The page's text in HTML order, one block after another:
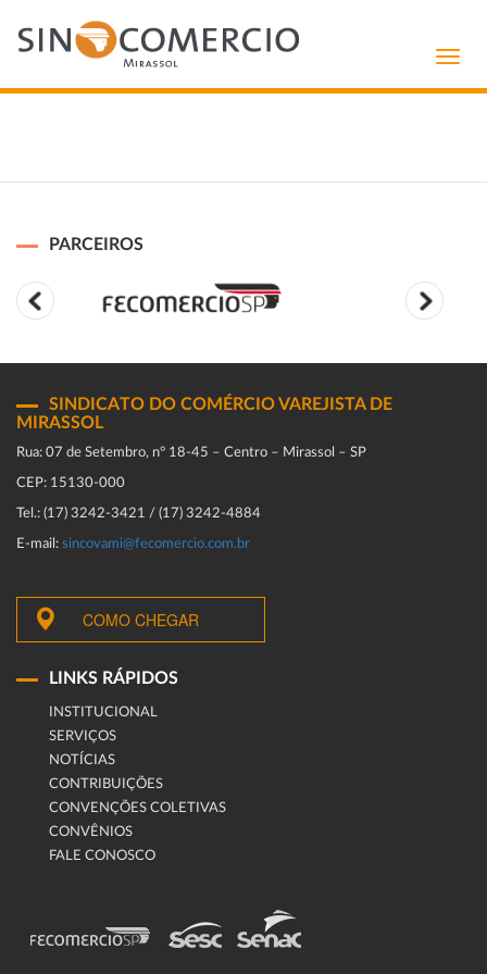
PARCEIROS
SINDICATO DO COMÉRCIO VAREJISTA DE
MIRASSOL
Rua: 07 de Setembro, n° 18-45 – Centro – Mirassol – SP
CEP: 15130-000
Tel.: (17) 3242-3421 / (17) 3242-4884
E-mail: sincovami@fecomercio.com.br
COMO CHEGAR
LINKS RÁPIDOS
INSTITUCIONAL
SERVIÇOS
NOTÍCIAS
CONTRIBUIÇÕES
CONVENÇÕES COLETIVAS
CONVÊNIOS
FALE CONOSCO